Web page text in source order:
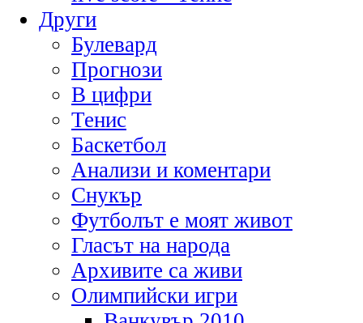
Други
Булевард
Прогнози
В цифри
Тенис
Баскетбол
Анализи и коментари
Снукър
Футболът е моят живот
Гласът на народа
Архивите са живи
Олимпийски игри